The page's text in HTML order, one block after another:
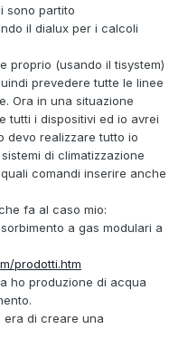
sono partito
il dialux per i calcoli
proprio (usando il tisystem)
prevedere tutte le linee
Ora in una situazione
tutti i dispositivi ed io avrei
devo realizzare tutto io
di climatizzazione
comandi inserire anche
fa al caso mio:
a gas modulari a
prodotti.htm
ho produzione di acqua
era di creare una